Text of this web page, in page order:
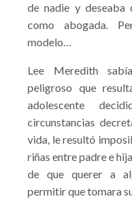
de nadie y
como abogada.
modelo…
Lee Meredith
peligroso que
adolescente
circunstancias
vida, le resultó
riñas entre padre e
de que querer a
permitir que tomara